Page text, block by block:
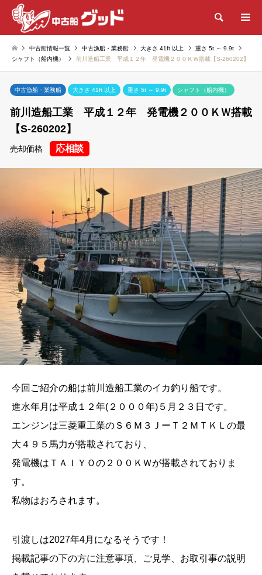
検索
中古船情報一覧 中古漁船・業務船 大きさ 41ft 以上
重さ 5t ～ 9.9t
シャフト（船内機）
前川造船工業 平成１２年 発電機２００ＫＷ搭載【S-260202】
中古漁船・業務船 大きさ 41ft 以上 重さ 5t ～ 9.9t シャフト（船内機）
前川造船工業 平成１２年 発電機２００ＫＷ搭載
【S-260202】
売却価格 応相談
今回ご紹介の船は前川造船工業のイカ釣り船です。
進水年月は平成１２年(２０００年)５月２３日です。
エンジンは三菱重工業のＳ６Ｍ３ＪーＴ２ＭＴＫＬの最
大４９５馬力が搭載されており、
発電機はＴＡＩＹＯの２００ＫＷが搭載されておりま
す。
私物はおろされます。
引渡しは2027年4月になるそうです！
掲載記事の下の方に注意事項、ご見学、お取引事の説明